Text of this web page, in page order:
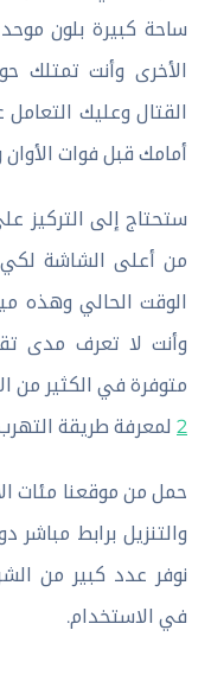
ساحة كبيرة بلون
القتال وعليك
أمامك قبل فوات
ستحتاج إلى التركيز
من أعلى الشاشة
الوقت الحالي وهذه
وأنت لا تعرف مدى
متوفرة في الكثير من
2 لمعرفة طريقة
حمل من موقعنا مئات
والتنزيل برابط
نوفر عدد كبير من
في الاستخدام.